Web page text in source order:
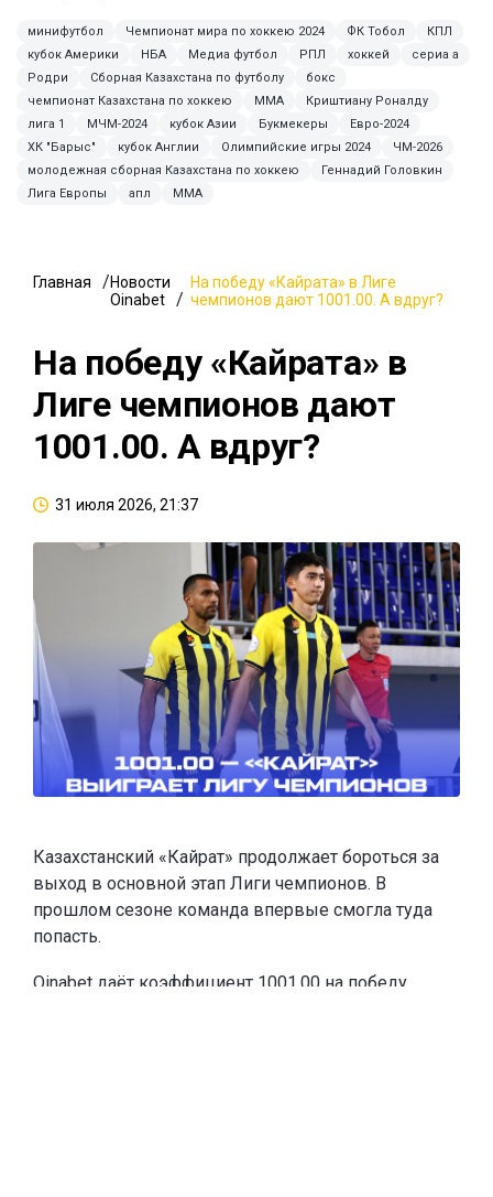
минифутбол Чемпионат мира по хоккею 2024 ФК Тобол
КПЛ
кубок Америки
НБА Медиа футбол РПЛ хоккей
сериа а
Родри
Сборная Казахстана по футболу
бокс
чемпионат Казахстана по хоккею
ММА
Криштиану Роналду
лига 1
МЧМ-2024 кубок Азии Букмекеры
Евро-2024
ХК "Барыс"
кубок Англии Олимпийские игры 2024
ЧМ-2026
молодежная сборная Казахстана по хоккею
Геннадий Головкин
Лига Европы
апл MMA
Главная
Новости
Oinabet
На победу «Кайрата» в Лиге
чемпионов дают 1001.00. А вдруг?
На победу «Кайрата» в
Лиге чемпионов дают
1001.00. А вдруг?
31 июля 2026, 21:37
Казахстанский «Кайрат» продолжает бороться за
выход в основной этап Лиги чемпионов. В
прошлом сезоне команда впервые смогла туда
попасть.
Oinabet даёт коэффициент 1001.00 на победу